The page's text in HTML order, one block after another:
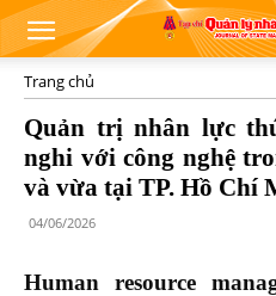
Trang chủ
Quản trị nhân lực
nghi với công nghệ
và vừa tại TP. Hồ Chí
04/06/2026
Human resource